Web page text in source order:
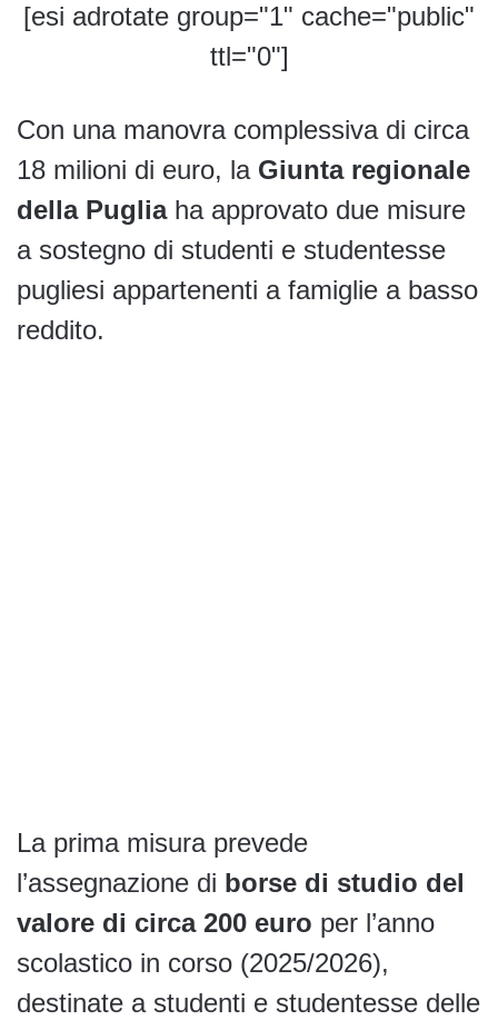
[esi adrotate group="1" cache="public"
ttl="0"]
Con una manovra complessiva di circa
18 milioni di euro, la Giunta regionale
della Pugliaha approvato due misure
a sostegno di studenti e studentesse
pugliesi appartenenti a famiglie a basso
reddito.
La prima misura prevede
l’assegnazione di borse di studio del
valore di circa 200 euro per l’anno
scolastico in corso (2025/2026),
destinate a studenti e studentesse delle